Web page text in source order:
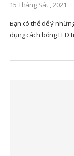
15 Tháng Sáu, 2021
Bạn có thể để ý
dụng cách bóng